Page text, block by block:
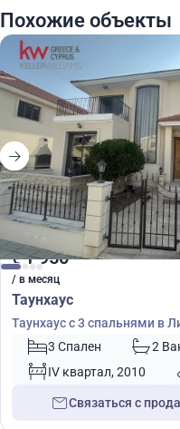
Похожие объекты
€1 950
/ в месяц
Таунхаус
Таунхаус с 3 спальнями в
№ 395973 Спален
2
IV квартал, 2010
Связаться с